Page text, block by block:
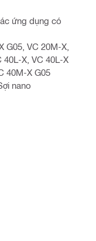
ứng dụng có
G05, VC 20M-X,
40L-X, VC 40L-X
40M-X G05
nano